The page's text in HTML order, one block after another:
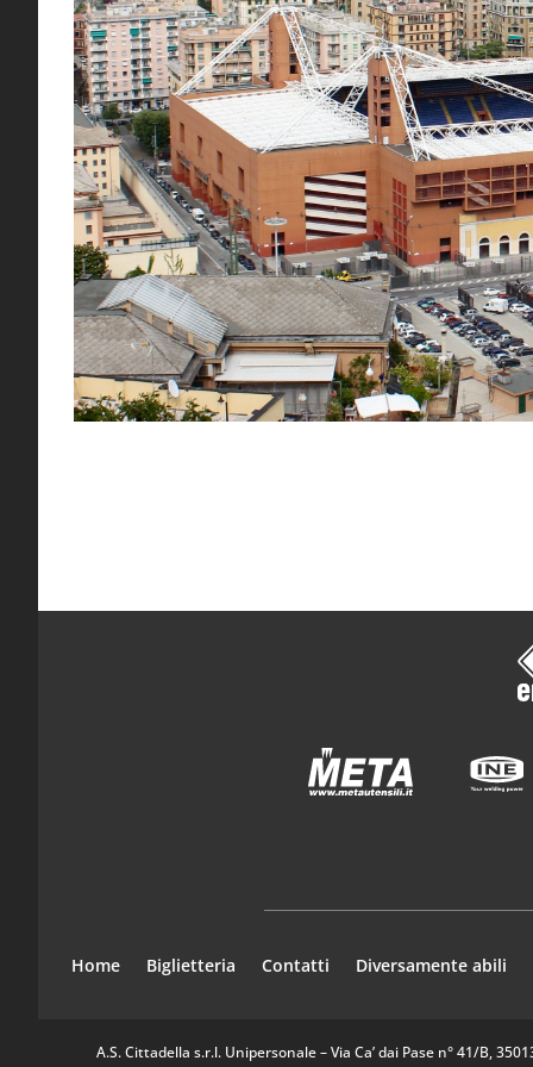
Home Biglietteria Contatti Diversamente abili
A.S. Cittadella s.r.l. Unipersonale – Via Ca’ dai Pase n° 41/B,